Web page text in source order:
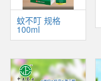
蚊不叮 规格
100ml